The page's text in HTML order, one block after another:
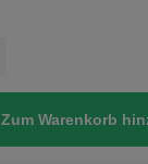
Zum Warenkorb